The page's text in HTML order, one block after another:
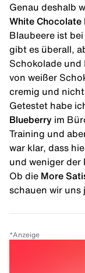
Genau deshalb
White Chocolate
Blaubeere ist
gibt es überall,
Schokolade und
von weißer
cremig und
Getestet habe
Blueberry im
Training und
war klar, dass
und weniger der
Ob die More
schauen wir uns
*Anzeige